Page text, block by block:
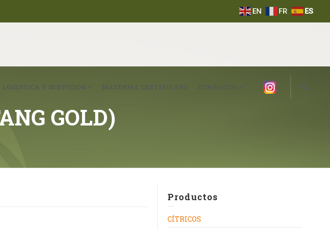
EN FR ES
MATERIAL CERTIFICADO CONTACTO | Instagram
GOLD)
Productos
CÍTRICOS